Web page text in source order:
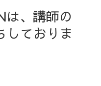
は、講師の
しておりま